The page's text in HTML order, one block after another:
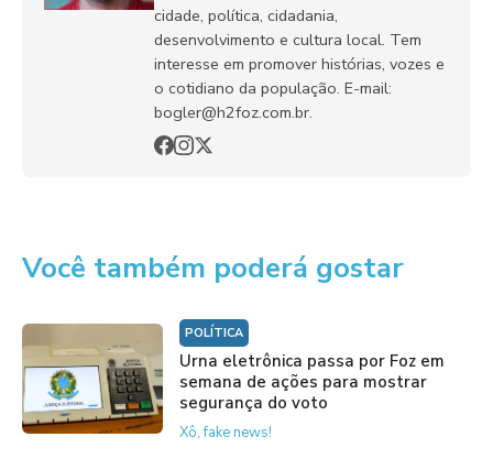
cidade, política, cidadania,
desenvolvimento e cultura local. Tem
interesse em promover histórias, vozes e
o cotidiano da população. E-mail:
bogler@h2foz.com.br.
Você também poderá gostar
POLÍTICA
Urna eletrônica passa por Foz em
semana de ações para mostrar
segurança do voto
Xô, fake news!